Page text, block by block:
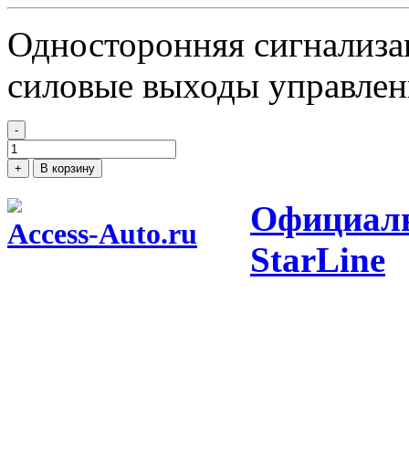
Односторонняя
силовые выходы
-
Количество
Centurion
06
+ В корзину
Access-Auto.ru
StarLine